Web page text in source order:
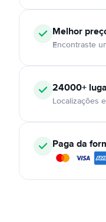
Melhor
Encontraste
24000+
Localizações
Paga da